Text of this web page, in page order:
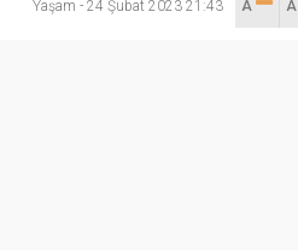
Yaşam - 24 Şubat 2023 21:43 A